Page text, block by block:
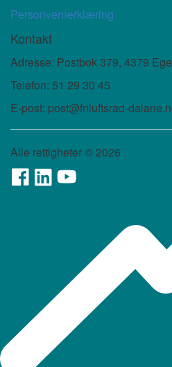
Personvernerklæring
Kontakt
Adresse: Postbok 379, 4379
Telefon: 51 29 30 45
E-post: post@friluftsrad-
Alle rettigheter ©2026